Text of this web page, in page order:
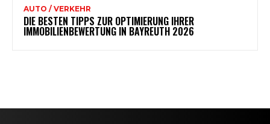
AUTO / VERKEHR
DIE BESTEN TIPPS ZUR OPTIMIERUNG IHRER
IMMOBILIENBEWERTUNG IN BAYREUTH 2026